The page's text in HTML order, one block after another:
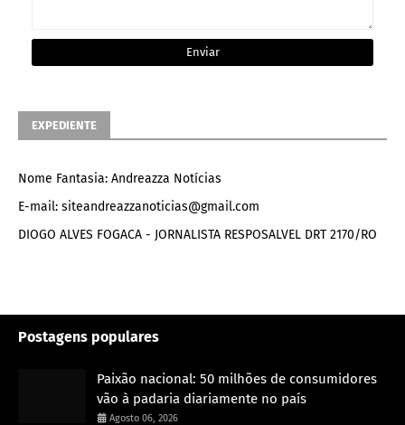
EXPEDIENTE
Nome Fantasia: Andreazza Notícias
E-mail: siteandreazzanoticias@gmail.com
DIOGO ALVES FOGACA - JORNALISTA RESPOSALVEL DRT 2170/RO
Postagens populares
Paixão nacional: 50 milhões de consumidores
vão à padaria diariamente no país
Agosto 06, 2026